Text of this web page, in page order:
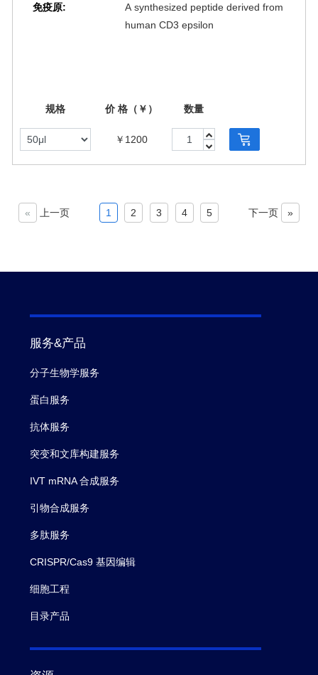
免疫原:
A synthesized peptide derived from
human CD3 epsilon
规格 价 格（￥） 数量
￥1200
« 上一页 1 2 3 4 5 下一页 »
服务&产品
分子生物学服务
蛋白服务
抗体服务
突变和文库构建服务
IVT mRNA 合成服务
引物合成服务
多肽服务
CRISPR/Cas9 基因编辑
细胞工程
目录产品